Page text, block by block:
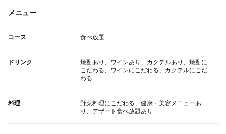
メニュー
コース 食べ放題
ドリンク
焼酎あり、ワインあり、カクテルあり、焼酎に
こだわる、ワインにこだわる、カクテルにこだ
わる
料理
野菜料理にこだわる、健康・美容メニューあ
り、デザート食べ放題あり